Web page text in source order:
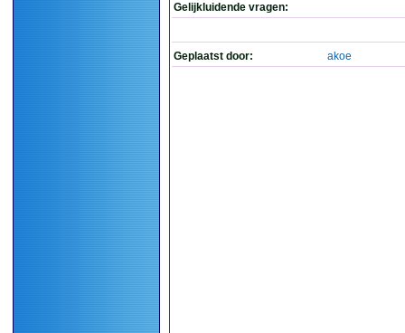
Gelijkluidende vragen:
Geplaatst door: akoe